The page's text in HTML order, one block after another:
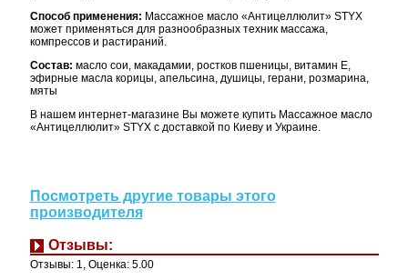
Способ применения: Массажное масло «Антицеллюлит» STYX
может применяться для разнообразных техник массажа,
компрессов и растираний.
Состав: масло сои, макадамии, ростков пшеницы, витамин Е,
эфирные масла корицы, апельсина, душицы, герани, розмарина,
мяты
В нашем интернет-магазине Вы можете купить Массажное масло
«Антицеллюлит» STYX с доставкой по Киеву и Украине.
Посмотреть другие товары этого
производителя
Отзывы:
Отзывы: 1 , Оценка: 5.00